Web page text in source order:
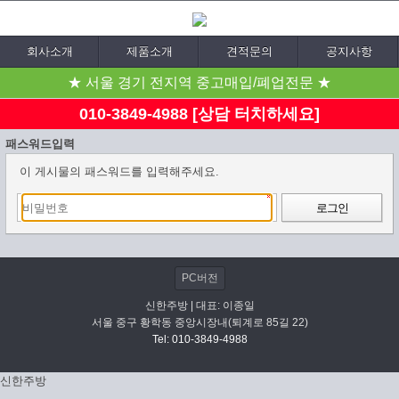
회사소개 제품소개 견적문의 공지사항
★ 서울 경기 전지역 중고매입/폐업전문 ★
010-3849-4988 [상담 터치하세요]
패스워드입력
이 게시물의 패스워드를 입력해주세요.
로그인
PC버전
신한주방 | 대표: 이종일
서울 중구 황학동 중앙시장내(퇴계로 85길 22)
Tel: 010-3849-4988
신한주방